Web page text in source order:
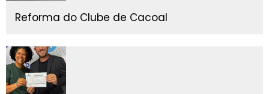
Reforma do Clube de Cacoal